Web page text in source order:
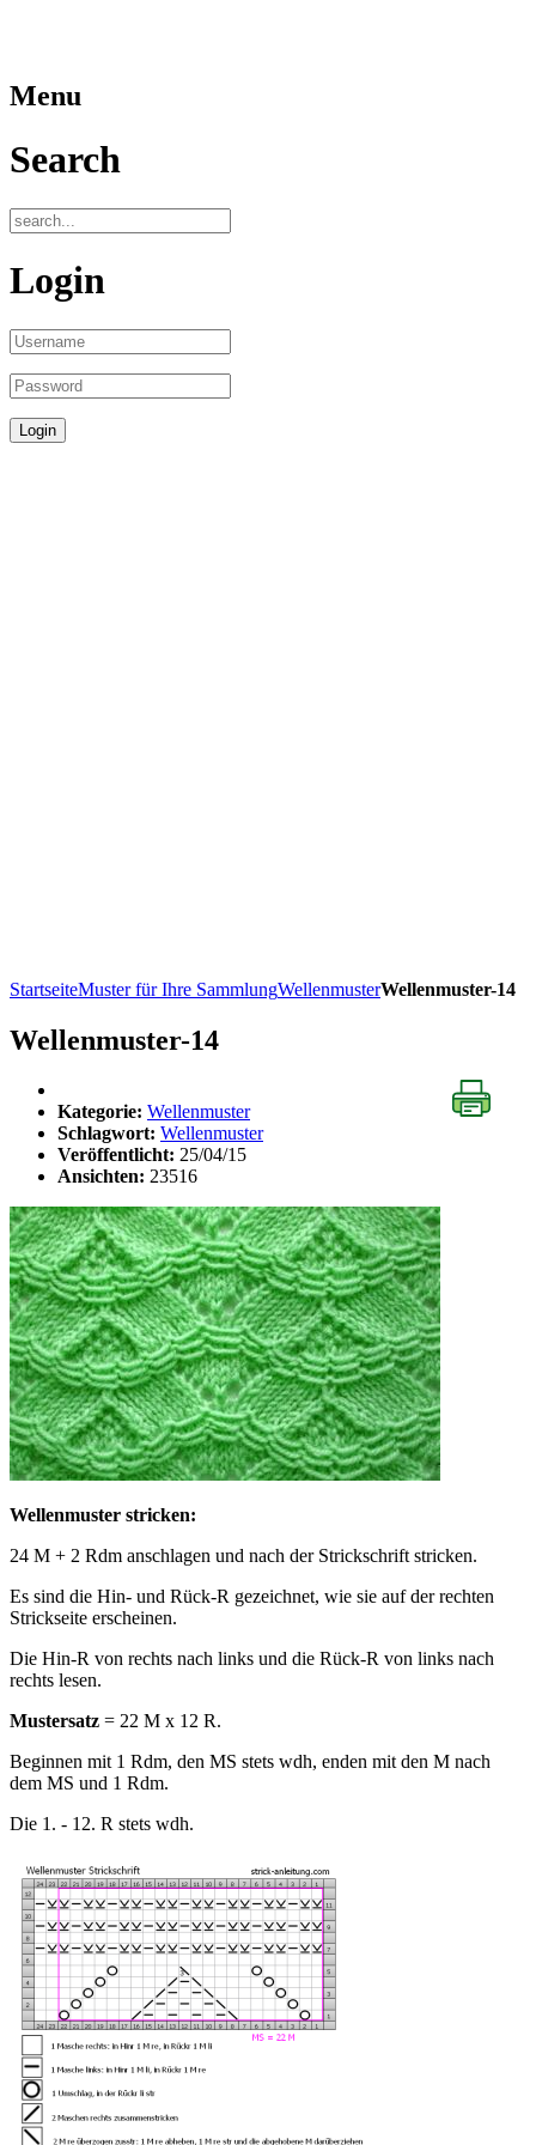
Menu
Search
Login
StartseiteMuster für Ihre SammlungWellenmusterWellenmuster-14
Wellenmuster-14
Kategorie: Wellenmuster
Schlagwort: Wellenmuster
Veröffentlicht: 25/04/15
Ansichten: 23516
Wellenmuster stricken:
24 M + 2 Rdm anschlagen und nach der Strickschrift stricken.
Es sind die Hin- und Rück-R gezeichnet, wie sie auf der rechten
Strickseite erscheinen.
Die Hin-R von rechts nach links und die Rück-R von links nach
rechts lesen.
Mustersatz = 22 M x 12 R.
Beginnen mit 1 Rdm, den MS stets wdh, enden mit den M nach
dem MS und 1 Rdm.
Die 1. - 12. R stets wdh.